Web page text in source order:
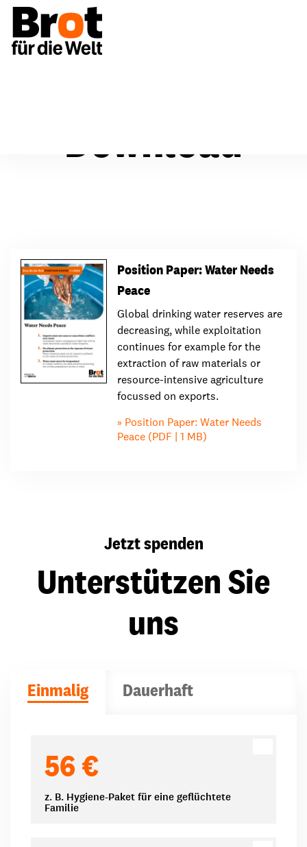
Download
Position Paper: Water Needs
Peace
Global drinking water reserves are
decreasing, while exploitation
continues for example for the
extraction of raw materials or
resource-intensive agriculture
focussed on exports.
Position Paper: Water Needs
Peace (PDF | 1 MB)
Jetzt spenden
Unterstützen Sie
uns
Einmalig Dauerhaft
56 €
z. B. Hygiene-Paket für eine geflüchtete
Familie